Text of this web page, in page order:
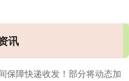
讯
保障快递收发！部分将动态加